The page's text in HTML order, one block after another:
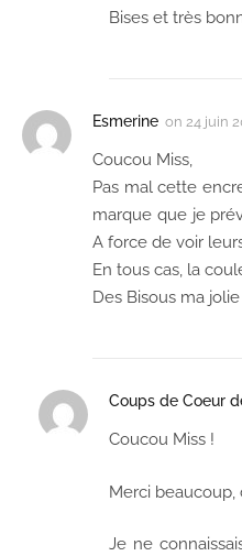
Bises et très
Esmerine on 24 juin
Coucou Miss,
Pas mal cette
marque que je
A force de voir
En tous cas, la
Des Bisous ma jolie
Coups de Coeur
Coucou Miss !
Merci
Je ne